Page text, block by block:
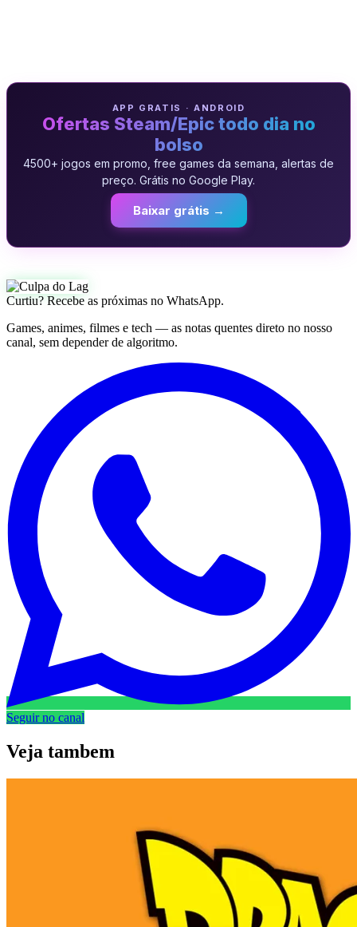
APP GRATIS · ANDROID
Ofertas Steam/Epic todo dia no
bolso
4500+ jogos em promo, free games da semana, alertas de
preço. Grátis no Google Play.
Baixar grátis →
Curtiu? Recebe as próximas no WhatsApp.
Games, animes, filmes e tech — as notas quentes direto no nosso
canal, sem depender de algoritmo.
Seguir no canal
Veja tambem